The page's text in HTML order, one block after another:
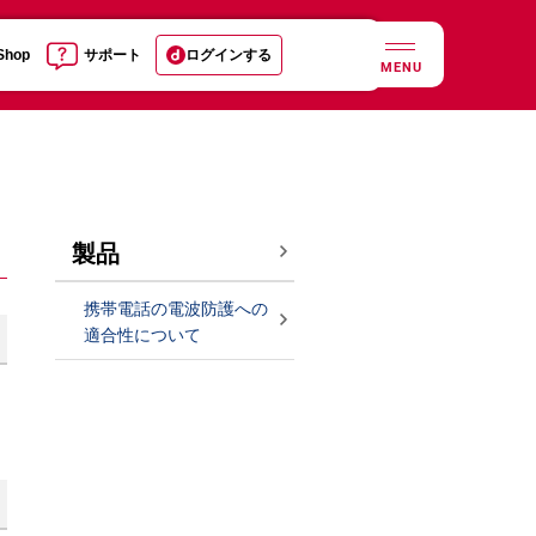
サポート ログインする
MENU
製品
携帯電話の電波防護への
適合性について